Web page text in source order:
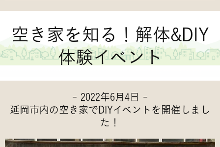
空き家を知る！解体&DIY
体験イベント
- 2022年6月4日 -
延岡市内の空き家でDIYイベントを開催しまし
た！